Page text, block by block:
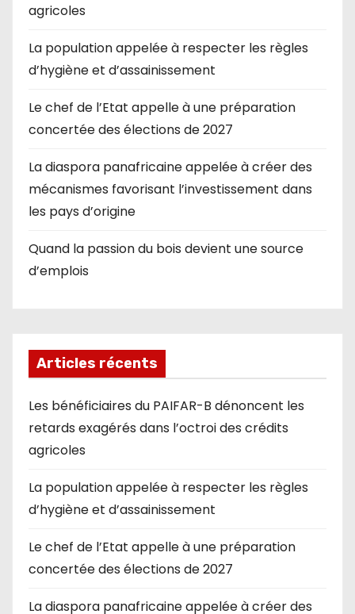
agricoles
La population appelée à respecter les règles
d’hygiène et d’assainissement
Le chef de l’Etat appelle à une préparation
concertée des élections de 2027
La diaspora panafricaine appelée à créer des
mécanismes favorisant l’investissement dans
les pays d’origine
Quand la passion du bois devient une source
d’emplois
Articles récents
Les bénéficiaires du PAIFAR-B dénoncent les
retards exagérés dans l’octroi des crédits
agricoles
La population appelée à respecter les règles
d’hygiène et d’assainissement
Le chef de l’Etat appelle à une préparation
concertée des élections de 2027
La diaspora panafricaine appelée à créer des